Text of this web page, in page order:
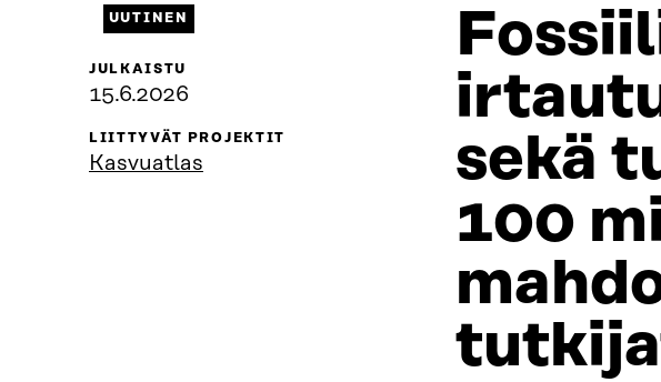
sekä
100
UUTINEN
JULKAISTU
15.6.2026
LIITTYVÄT PROJEKTIT
Kasvuatlas